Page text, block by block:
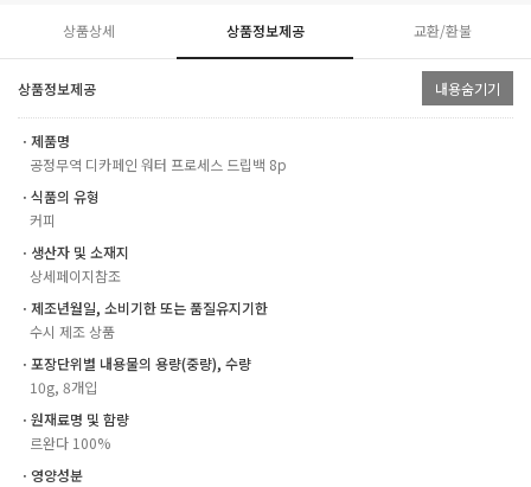
상품상세 상품정보제공 교환/환불
상품정보제공 내용숨기기
ㆍ제품명
공정무역 디카페인 워터 프로세스 드립백 8p
ㆍ식품의 유형
커피
ㆍ생산자 및 소재지
상세페이지참조
ㆍ제조년월일, 소비기한 또는 품질유지기한
수시 제조 상품
ㆍ포장단위별 내용물의 용량(중량), 수량
10g, 8개입
ㆍ원재료명 및 함량
르완다 100%
ㆍ영양성분